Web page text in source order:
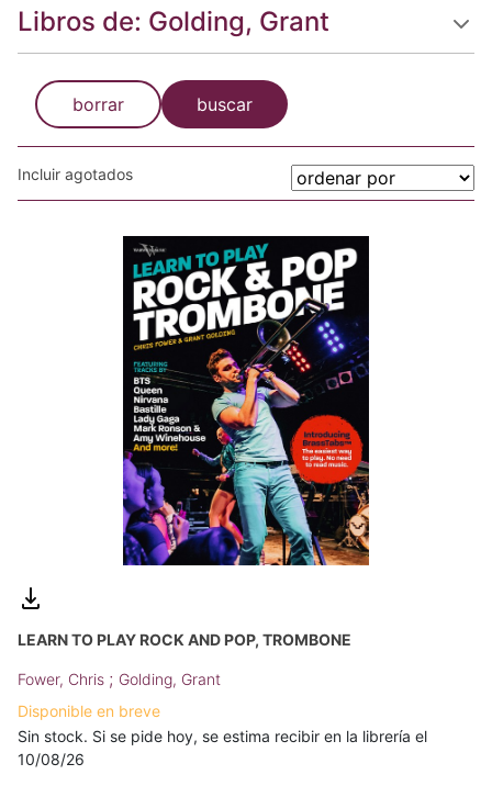
Libros de: Golding, Grant
borrar buscar
Incluir agotados
LEARN TO PLAY ROCK AND POP, TROMBONE
Fower, Chris ; Golding, Grant
Disponible en breve
Sin stock. Si se pide hoy, se estima recibir en la librería el
10/08/26